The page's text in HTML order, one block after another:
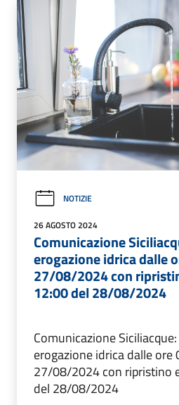
NOTIZIE
26 AGOSTO 2024
Comunicazione
erogazione idrica dalle
27/08/2024 con
12:00 del 28/08/2024
Comunicazione
erogazione idrica dalle ore
27/08/2024 con ripristino
del 28/08/2024